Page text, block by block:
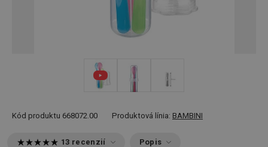
Kód produktu 668072.00 Produktová línia: BAMBINI
13 recenzií Popis